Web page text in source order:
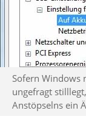
Sofern Windows
ungefragt
Anstöpselns ein